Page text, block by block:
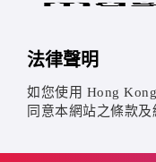
法律聲明
如您使用 Hong
同意本網站之條款